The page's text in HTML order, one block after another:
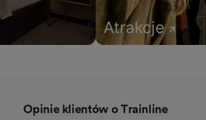
Atrakcje
Opinie klientów o Trainline